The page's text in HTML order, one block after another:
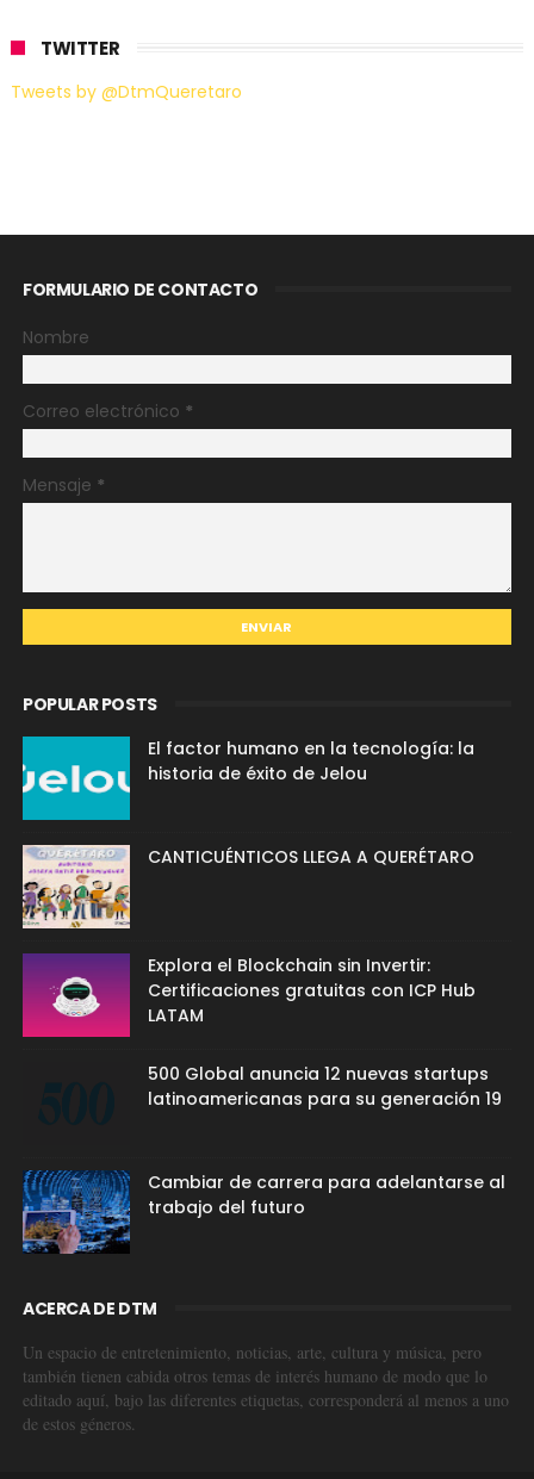
TWITTER
Tweets by @DtmQueretaro
FORMULARIO DE CONTACTO
Nombre
Correo electrónico *
Mensaje *
POPULAR POSTS
El factor humano en la tecnología: la
historia de éxito de Jelou
CANTICUÉNTICOS LLEGA A QUERÉTARO
Explora el Blockchain sin Invertir:
Certificaciones gratuitas con ICP Hub
LATAM
500 Global anuncia 12 nuevas startups
latinoamericanas para su generación 19
Cambiar de carrera para adelantarse al
trabajo del futuro
ACERCA DE DTM
Un espacio de entretenimiento, noticias, arte, cultura y música, pero
también tienen cabida otros temas de interés humano de modo que lo
editado aquí, bajo las diferentes etiquetas, corresponderá al menos a uno
de estos géneros.